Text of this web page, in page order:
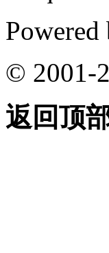
Powered
© 2001-
返回顶